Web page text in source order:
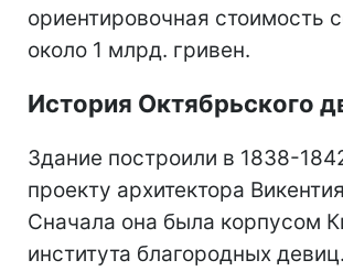
ориентировочная стоимость
около 1 млрд. гривен.
История Октябрьского
Здание построили в 1838-
проекту архитектора
Сначала она была корпусом
института благородных девиц.